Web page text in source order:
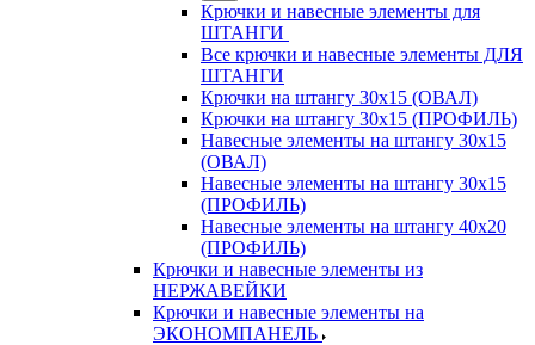
Крючки и навесные элементы для
ШТАНГИ
Все крючки и навесные элементы ДЛЯ
ШТАНГИ
Крючки на штангу 30х15 (ОВАЛ)
Крючки на штангу 30х15 (ПРОФИЛЬ)
Навесные элементы на штангу 30х15
(ОВАЛ)
Навесные элементы на штангу 30х15
(ПРОФИЛЬ)
Навесные элементы на штангу 40х20
(ПРОФИЛЬ)
Крючки и навесные элементы из
НЕРЖАВЕЙКИ
Крючки и навесные элементы на
ЭКОНОМПАНЕЛЬ